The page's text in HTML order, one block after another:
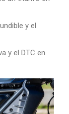
y el
y el DTC en